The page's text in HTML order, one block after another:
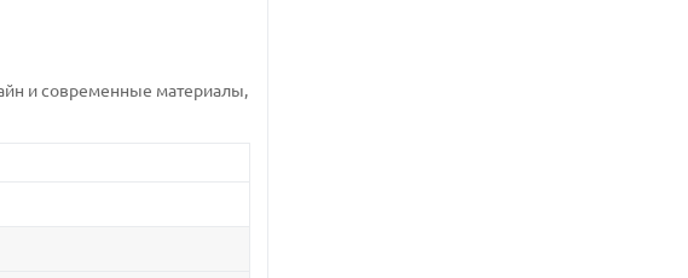
и современные материалы,